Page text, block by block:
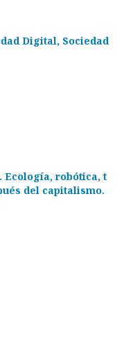
Digital, Sociedad
Ecología, robótica, t
del capitalismo.